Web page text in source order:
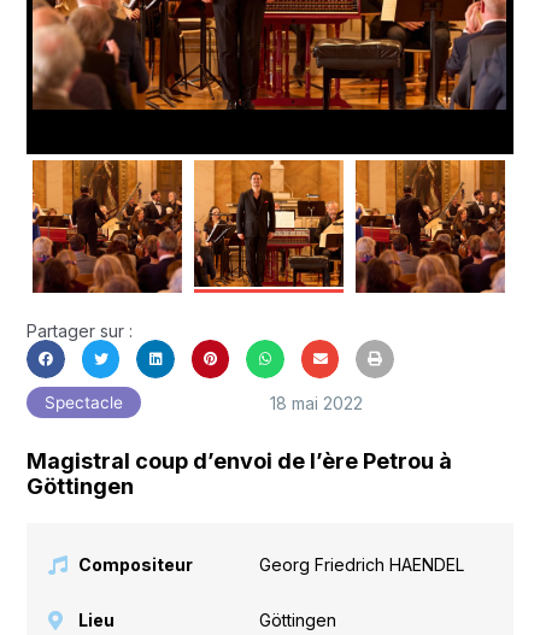
Partager sur :
Spectacle 18 mai 2022
Magistral coup d’envoi de l’ère Petrou à
Göttingen
Compositeur Georg Friedrich HAENDEL
Lieu Göttingen